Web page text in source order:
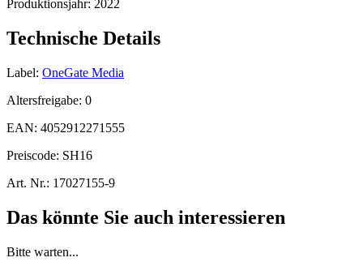
Produktionsjahr: 2022
Technische Details
Label: OneGate Media
Altersfreigabe: 0
EAN: 4052912271555
Preiscode: SH16
Art. Nr.: 17027155-9
Das könnte Sie auch interessieren
Bitte warten...